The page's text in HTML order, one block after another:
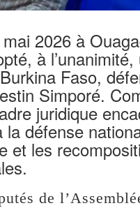
2026 à
à
Faso,
Simporé.
juridique
la défense
et les
de